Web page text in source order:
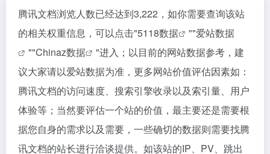
腾讯文档浏览人数已经达到3,222，如你需要查询该站
的相关权重信息，可以点击"5118数据 ""爱站数据
""Chinaz数据
"进入；以目前的网站数据参考，建
议大家请以爱站数据为准，更多网站价值评估因素如：
腾讯文档的访问速度、搜索引擎收录以及索引量、用户
体验等；当然要评估一个站的价值，最主要还是需要根
据您自身的需求以及需要，一些确切的数据则需要找腾
讯文档的站长进行洽谈提供。如该站的IP、PV、跳出